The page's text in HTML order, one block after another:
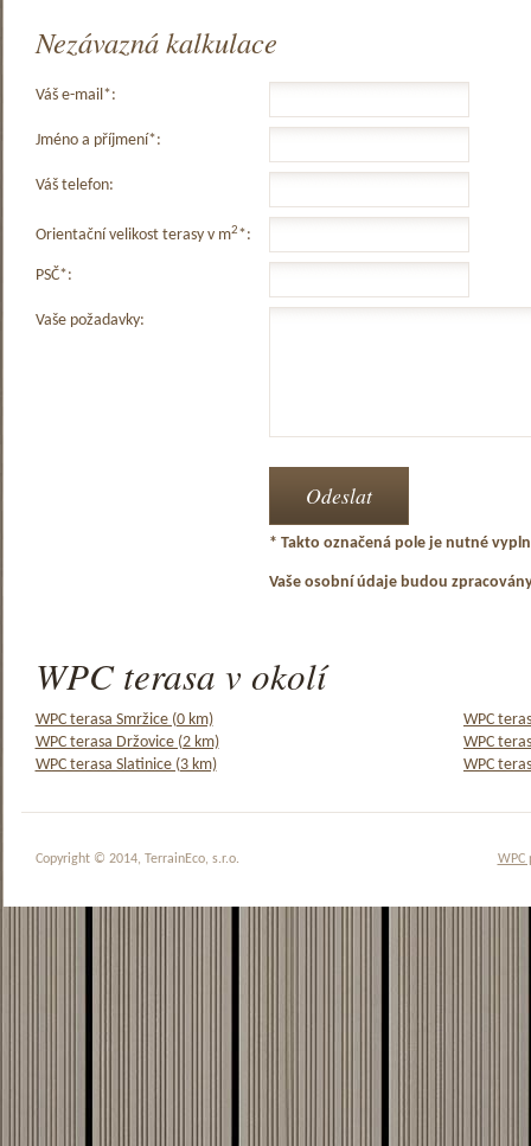
Nezávazná kalkulace
Váš e-mail*:
Jméno a příjmení*:
Váš telefon:
Orientační velikost terasy v m2*:
PSČ*:
Vaše požadavky:
* Takto označená pole je nutné
Vaše osobní údaje budou
WPC terasa v okolí
WPC terasa Smržice (0 km)
WPC
WPC terasa Držovice (2 km)
WPC
WPC terasa Slatinice (3 km)
WPC
WPC
Copyright © 2014, TerrainEco, s.r.o.